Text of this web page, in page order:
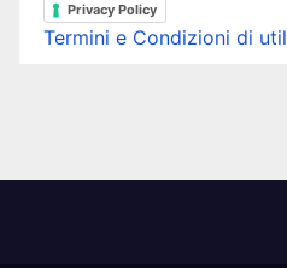
Privacy Policy
Termini e Condizioni di